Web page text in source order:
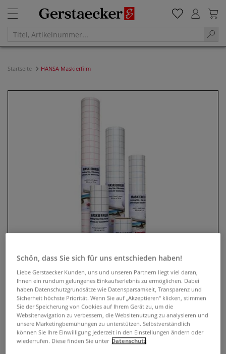
Startseite HANSA Maskierfilm
HANSA Maskierfilm
Schön, dass Sie sich für uns entschieden haben!
Liebe Gerstaecker Kunden, uns und unseren Partnern liegt viel daran,
Ihnen ein rundum gelungenes Einkaufserlebnis zu ermöglichen. Dabei
haben Datenschutzgrundsätze wie Datensparsamkeit, Transparenz und
Sicherheit höchste Priorität. Wenn Sie auf „Akzeptieren“ klicken, stimmen
Sie der Speicherung von Cookies auf Ihrem Gerät zu, um die
Websitenavigation zu verbessern, die Websitenutzung zu analysieren und
unsere Marketingbemühungen zu unterstützen. Selbstverständlich
können Sie Ihre Einwilligung jederzeit in den Einstellungen ändern oder
wiederrufen. Diese finden Sie unter Datenschutz